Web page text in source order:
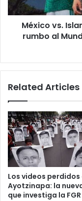
al
Mundial
2026;
iniciarán
México vs.
rumbo al
Related Articles
Los videos perdidos
Ayotzinapa: la
que investiga la FGR